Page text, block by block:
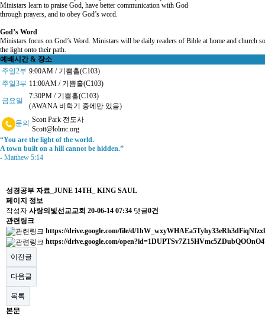
Ministars learn to praise God, have better communication with God
through prayers, and to obey God’s word.
God’s Word
Ministars focus on God’s Word. Ministars will be daily readers of Bible at home and church
the light onto their path.
예배시간 & 장소
주일2부 9:00AM / 기쁨홀(C103)
주일3부 11:00AM / 기쁨홀(C103)
금요일
7:30PM / 기쁨홀(C103)
(AWANA 비학기 중에만 있음)
문의 Scott Park 전도사
Scott@lolmc.org
“You are the light of the world.
A town built on a hill cannot be hidden.”
- Matthew 5:14
성경공부 자료_JUNE 14TH_ KING SAUL
페이지 정보
작성자 사랑의빛선교교회 20-06-14 07:34 댓글0건
관련링크
https://drive.google.com/file/d/
https://drive.google.com/
이전글
다음글
목록
본문